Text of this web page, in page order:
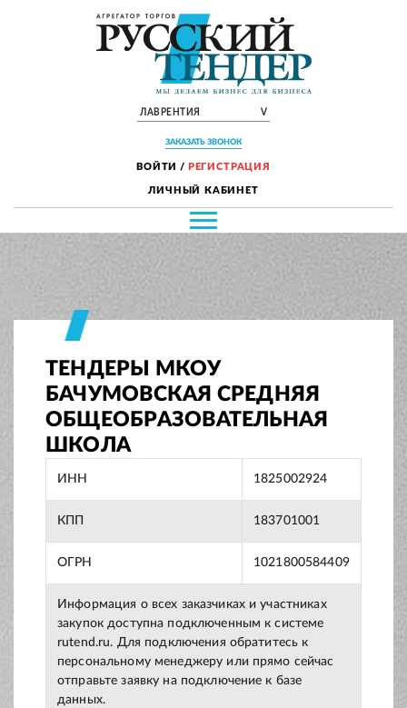
ЛАВРЕНТИЯ V
ЗАКАЗАТЬ ЗВОНОК
ВОЙТИ / РЕГИСТРАЦИЯ
ЛИЧНЫЙ КАБИНЕТ
ТЕНДЕРЫ МКОУ
БАЧУМОВСКАЯ СРЕДНЯЯ
ОБЩЕОБРАЗОВАТЕЛЬНАЯ
ШКОЛА
ИНН 1825002924
КПП 183701001
ОГРН 1021800584409
Информация о всех заказчиках и участниках
закупок доступна подключенным к системе
rutend.ru. Для подключения обратитесь к
персональному менеджеру или прямо сейчас
отправьте заявку на подключение к базе
данных.